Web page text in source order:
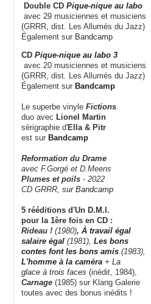
Double CD Pique-nique au labo
avec 29 musiciennes et musiciens
(GRRR, dist. Les Allumés du Jazz)
Également sur Bandcamp
CD Pique-nique au labo 3
avec 20 musiciennes et musiciens
(GRRR, dist. Les Allumés du Jazz)
Également sur Bandcamp
Le superbe vinyle Fictions
duo avec Lionel Martin
sérigraphie d'Ella & Pitr
est sur Bandcamp
Reformation du Drame
avec F.Gorgé et D.Meens
Plumes et poils - 2022
CD GRRR, sur Bandcamp
5 rééditions d'Un D.M.I.
pour la 1ère fois en CD :
Rideau ! (1980), À travail égal
salaire égal (1981), Les bons
contes font les bons amis (1983),
L'homme à la caméra + La
glace à trois faces (inédit, 1984),
Carnage (1985) sur Klang Galerie
toutes avec des bonus inédits !